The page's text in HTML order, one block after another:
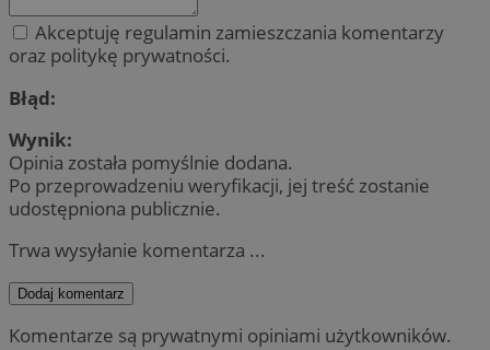
Akceptuję regulamin zamieszczania komentarzy
oraz politykę prywatności.
Błąd:
Wynik:
Opinia została pomyślnie dodana.
Po przeprowadzeniu weryfikacji, jej treść zostanie
udostępniona publicznie.
Trwa wysyłanie komentarza ...
Dodaj komentarz
Komentarze są prywatnymi opiniami użytkowników.